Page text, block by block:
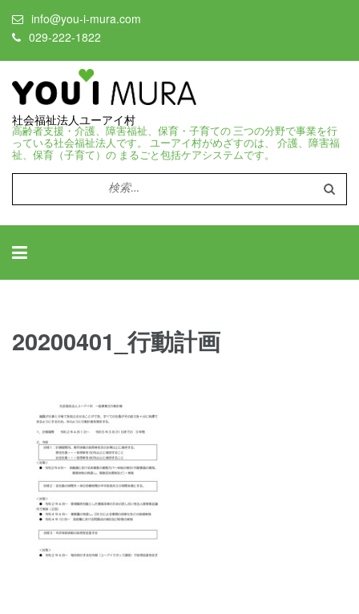
info@you-i-mura.com
029-222-1822
社会福祉法人ユーアイ村
高齢者支援・介護、障害福祉、保育・子育ての 三つの分野で事業を行
っている社会福祉法人です。 ユーアイ村がめざすのは、 介護、障害福
祉、保育（子育て）の まるごと包括ケアシステムです。
検
索:
20200401_行動計画